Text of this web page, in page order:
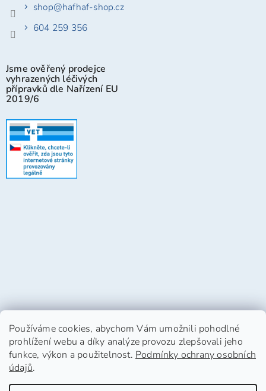
Používáme cookies, abychom Vám umožnili pohodlné
prohlížení webu a díky analýze provozu zlepšovali jeho
funkce, výkon a použitelnost. Podmínky ochrany osobních
údajů.
shop@hafhaf-shop.cz
604 259 356
Jsme ověřený prodejce
vyhrazených léčivých
přípravků dle Nařízení EU
2019/6